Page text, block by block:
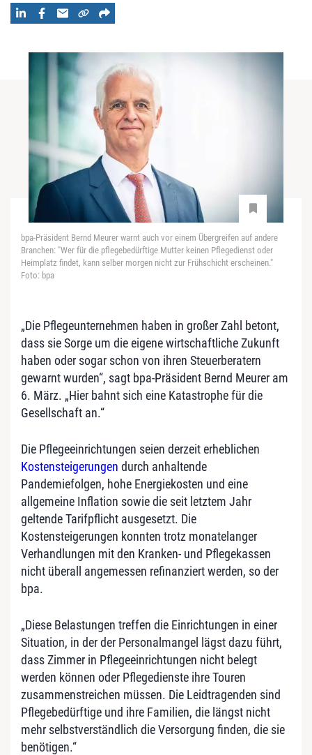
bpa-Präsident Bernd Meurer warnt auch vor einem Übergreifen auf andere
Branchen: "Wer für die pflegebedürftige Mutter keinen Pflegedienst oder
Heimplatz findet, kann selber morgen nicht zur Frühschicht erscheinen."
Foto: bpa
„Die Pflegeunternehmen haben in großer Zahl betont,
dass sie Sorge um die eigene wirtschaftliche Zukunft
haben oder sogar schon von ihren Steuerberatern
gewarnt wurden“, sagt bpa-Präsident Bernd Meurer am
6. März. „Hier bahnt sich eine Katastrophe für die
Gesellschaft an.“
Die Pflegeeinrichtungen seien derzeit erheblichen
Kostensteigerungen durch anhaltende
Pandemiefolgen, hohe Energiekosten und eine
allgemeine Inflation sowie die seit letztem Jahr
geltende Tarifpflicht ausgesetzt. Die
Kostensteigerungen konnten trotz monatelanger
Verhandlungen mit den Kranken- und Pflegekassen
nicht überall angemessen refinanziert werden, so der
bpa.
„Diese Belastungen treffen die Einrichtungen in einer
Situation, in der der Personalmangel lägst dazu führt,
dass Zimmer in Pflegeeinrichtungen nicht belegt
werden können oder Pflegedienste ihre Touren
zusammenstreichen müssen. Die Leidtragenden sind
Pflegebedürftige und ihre Familien, die längst nicht
mehr selbstverständlich die Versorgung finden, die sie
benötigen.“